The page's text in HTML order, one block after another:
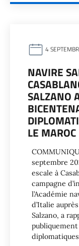
4
NAVIRE
SALZANO
LE MAROC
septembre
escale à
campagne
l’Académie
d’Italie
Salzano, a